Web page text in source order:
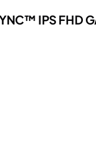
IPS FHD